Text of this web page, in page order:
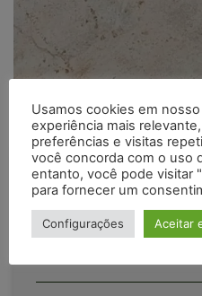
Roçadeira
1.70
Usamos cookies em
experiência mais
preferências e visitas
você concorda com o uso
entanto, você pode visitar
para fornecer um
Configurações Aceitar